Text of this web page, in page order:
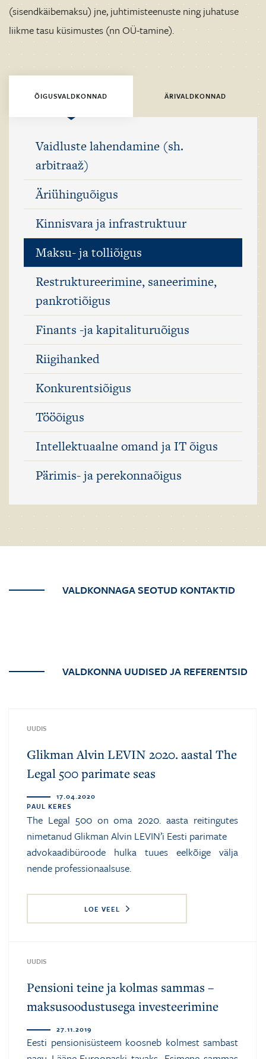
(sisendkäibemaksu) jne, juhtimisteenuste ning juhatuse
liikme tasu küsimustes (nn OÜ-tamine).
ÕIGUSVALDKONNAD ÄRIVALDKONNAD
Vaidluste lahendamine (sh.
arbitraaž)
Äriühinguõigus
Kinnisvara ja infrastruktuur
Maksu- ja tolliõigus
Restruktureerimine, saneerimine,
pankrotiõigus
Finants -ja kapitalituruõigus
Riigihanked
Konkurentsiõigus
Tööõigus
Intellektuaalne omand ja IT õigus
Pärimis- ja perekonnaõigus
VALDKONNAGA SEOTUD KONTAKTID
VALDKONNA UUDISED JA REFERENTSID
UUDIS
Glikman Alvin LEVIN 2020. aastal The
Legal 500 parimate seas
17.04.2020
PAUL KERES
The Legal 500 on oma 2020. aasta reitingutes
nimetanud Glikman Alvin LEVIN’i Eesti parimate
advokaadibüroode hulka tuues eelkõige välja
nende professionaalsuse.
LOE VEEL
UUDIS
Pensioni teine ja kolmas sammas –
maksusoodustusega investeerimine
27.11.2019
Eesti pensionisüsteem koosneb kolmest sambast